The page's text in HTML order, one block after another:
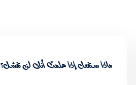
ماذا ستفعل إذا علمت أنك لن تفشل؟